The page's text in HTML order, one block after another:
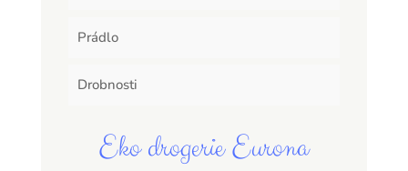
Prádlo
Drobnosti
Eko drogerie Eurona